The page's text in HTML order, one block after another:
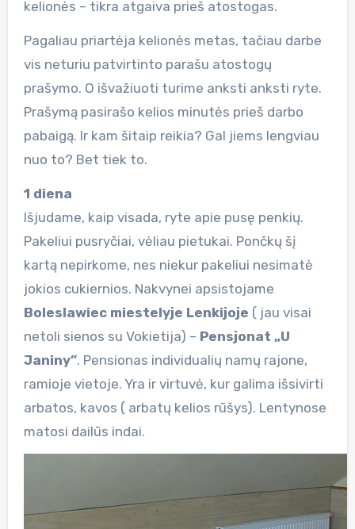
kelionės – tikra atgaiva prieš atostogas.
Pagaliau priartėja kelionės metas, tačiau darbe
vis neturiu patvirtinto parašu atostogų
prašymo. O išvažiuoti turime anksti anksti ryte.
Prašymą pasirašo kelios minutės prieš darbo
pabaigą. Ir kam šitaip reikia? Gal jiems lengviau
nuo to? Bet tiek to.
1 diena
Išjudame, kaip visada, ryte apie pusę penkių.
Pakeliui pusryčiai, vėliau pietukai. Pončkų šį
kartą nepirkome, nes niekur pakeliui nesimatė
jokios cukiernios. Nakvynei apsistojame
Boleslawiec miestelyje Lenkijoje ( jau visai
netoli sienos su Vokietija) – Pensjonat „U
Janiny”. Pensionas individualių namų rajone,
ramioje vietoje. Yra ir virtuvė, kur galima išsivirti
arbatos, kavos ( arbatų kelios rūšys). Lentynose
matosi dailūs indai.